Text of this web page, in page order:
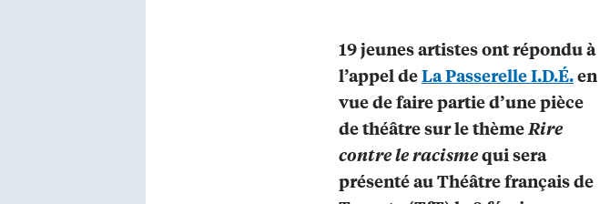
19 jeunes artistes ont répondu à
l’appel deLa Passerelle I.D.É.en
vue de faire partie d’une pièce
de théâtre sur le thème Rire
contre le racismequi sera
présenté au Théâtre français de